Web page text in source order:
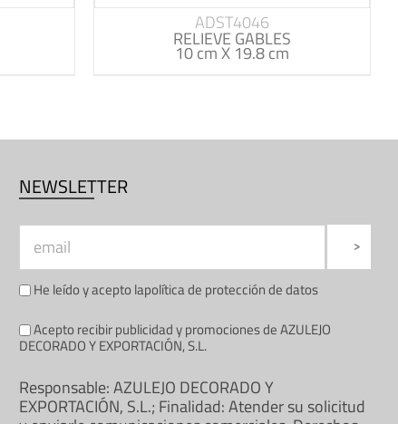
ADST4046
RELIEVE GABLES
10 cm X 19.8 cm
NEWSLETTER
He leído y acepto lapolítica de protección de datos
Acepto recibir publicidad y promociones de AZULEJO
DECORADO Y EXPORTACIÓN, S.L.
Responsable: AZULEJO DECORADO Y
EXPORTACIÓN, S.L.; Finalidad: Atender su solicitud